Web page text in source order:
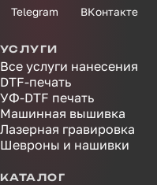
Telegram ВКонтакте
УСЛУГИ
Все услуги нанесения
DTF-печать
УФ-DTF печать
Машинная вышивка
Лазерная гравировка
Шевроны и нашивки
КАТАЛОГ